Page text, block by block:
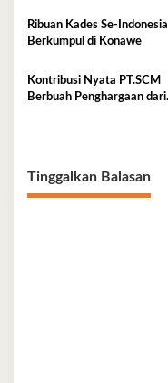
Ribuan Kades Se-Indonesia
Berkumpul di Konawe
Kontribusi Nyata PT.SCM
Berbuah Penghargaan dari
Tinggalkan Balasan